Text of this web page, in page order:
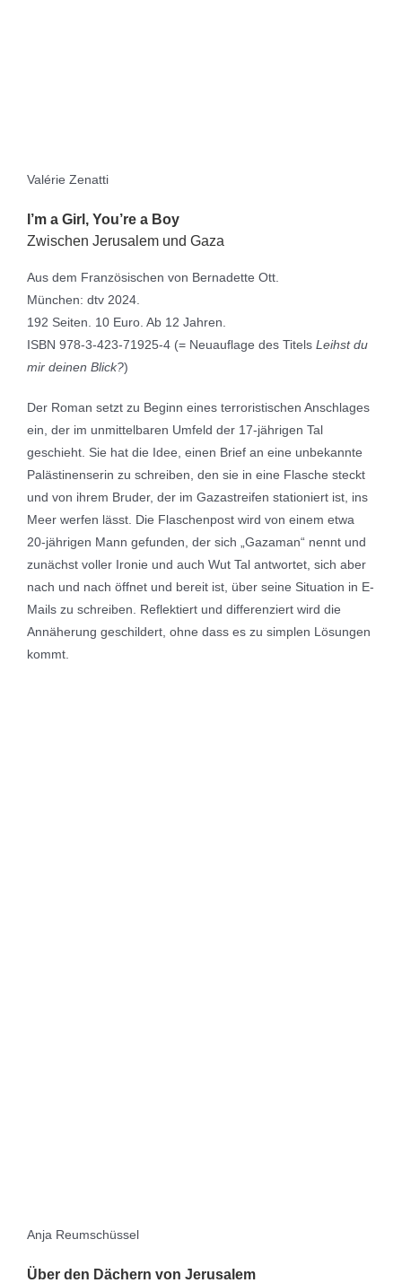
Valérie Zenatti
I’m a Girl, You’re a Boy
Zwischen Jerusalem und Gaza
Aus dem Französischen von Bernadette Ott.
München: dtv 2024.
192 Seiten. 10 Euro. Ab 12 Jahren.
ISBN 978-3-423-71925-4 (= Neuauflage des Titels Leihst du
mir deinen Blick?)
Der Roman setzt zu Beginn eines terroristischen Anschlages
ein, der im unmittelbaren Umfeld der 17-jährigen Tal
geschieht. Sie hat die Idee, einen Brief an eine unbekannte
Palästinenserin zu schreiben, den sie in eine Flasche steckt
und von ihrem Bruder, der im Gazastreifen stationiert ist, ins
Meer werfen lässt. Die Flaschenpost wird von einem etwa
20-jährigen Mann gefunden, der sich „Gazaman“ nennt und
zunächst voller Ironie und auch Wut Tal antwortet, sich aber
nach und nach öffnet und bereit ist, über seine Situation in E-
Mails zu schreiben. Reflektiert und differenziert wird die
Annäherung geschildert, ohne dass es zu simplen Lösungen
kommt.
Anja Reumschüssel
Über den Dächern von Jerusalem